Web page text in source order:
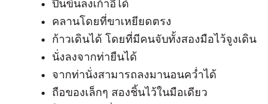
ปีนขึ้นลงเก้าอี้ได้
คลานโดยที่ขาเหยียดตรง
ก้าวเดินได้ โดยที่มีคนจับทั้งสองมือไว้จูงเดิน
นั่งลงจากท่ายืนได้
จากท่านั่งสามารถลงมานอนคว่ำได้
ถือของเล็กๆ สองชิ้นไว้ในมือเดียว